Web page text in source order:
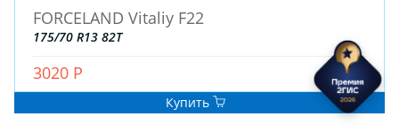
FORCELAND Vitaliy F22
175/70 R13 82T
3020 Р
Купить